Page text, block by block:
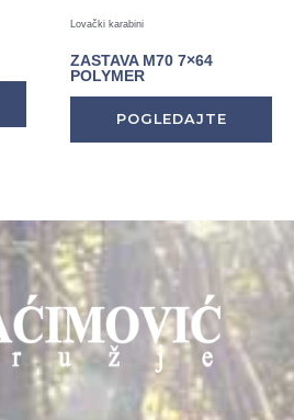
Lovački karabini
ZASTAVA M70 7×64
POLYMER
POGLEDAJTE